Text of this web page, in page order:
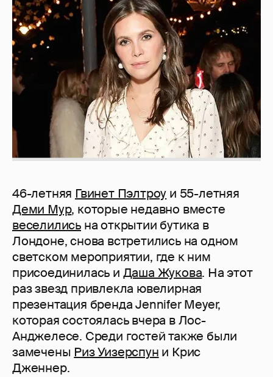
46-летняя Гвинет Пэлтроу и 55-летняя
Деми Мур, которые недавно вместе
веселились на открытии бутика в
Лондоне, снова встретились на одном
светском мероприятии, где к ним
присоединилась и Даша Жукова. На этот
раз звезд привлекла ювелирная
презентация бренда Jennifer Meyer,
которая состоялась вчера в Лос-
Анджелесе. Среди гостей также были
замечены Риз Уизерспун и Крис
Дженнер.